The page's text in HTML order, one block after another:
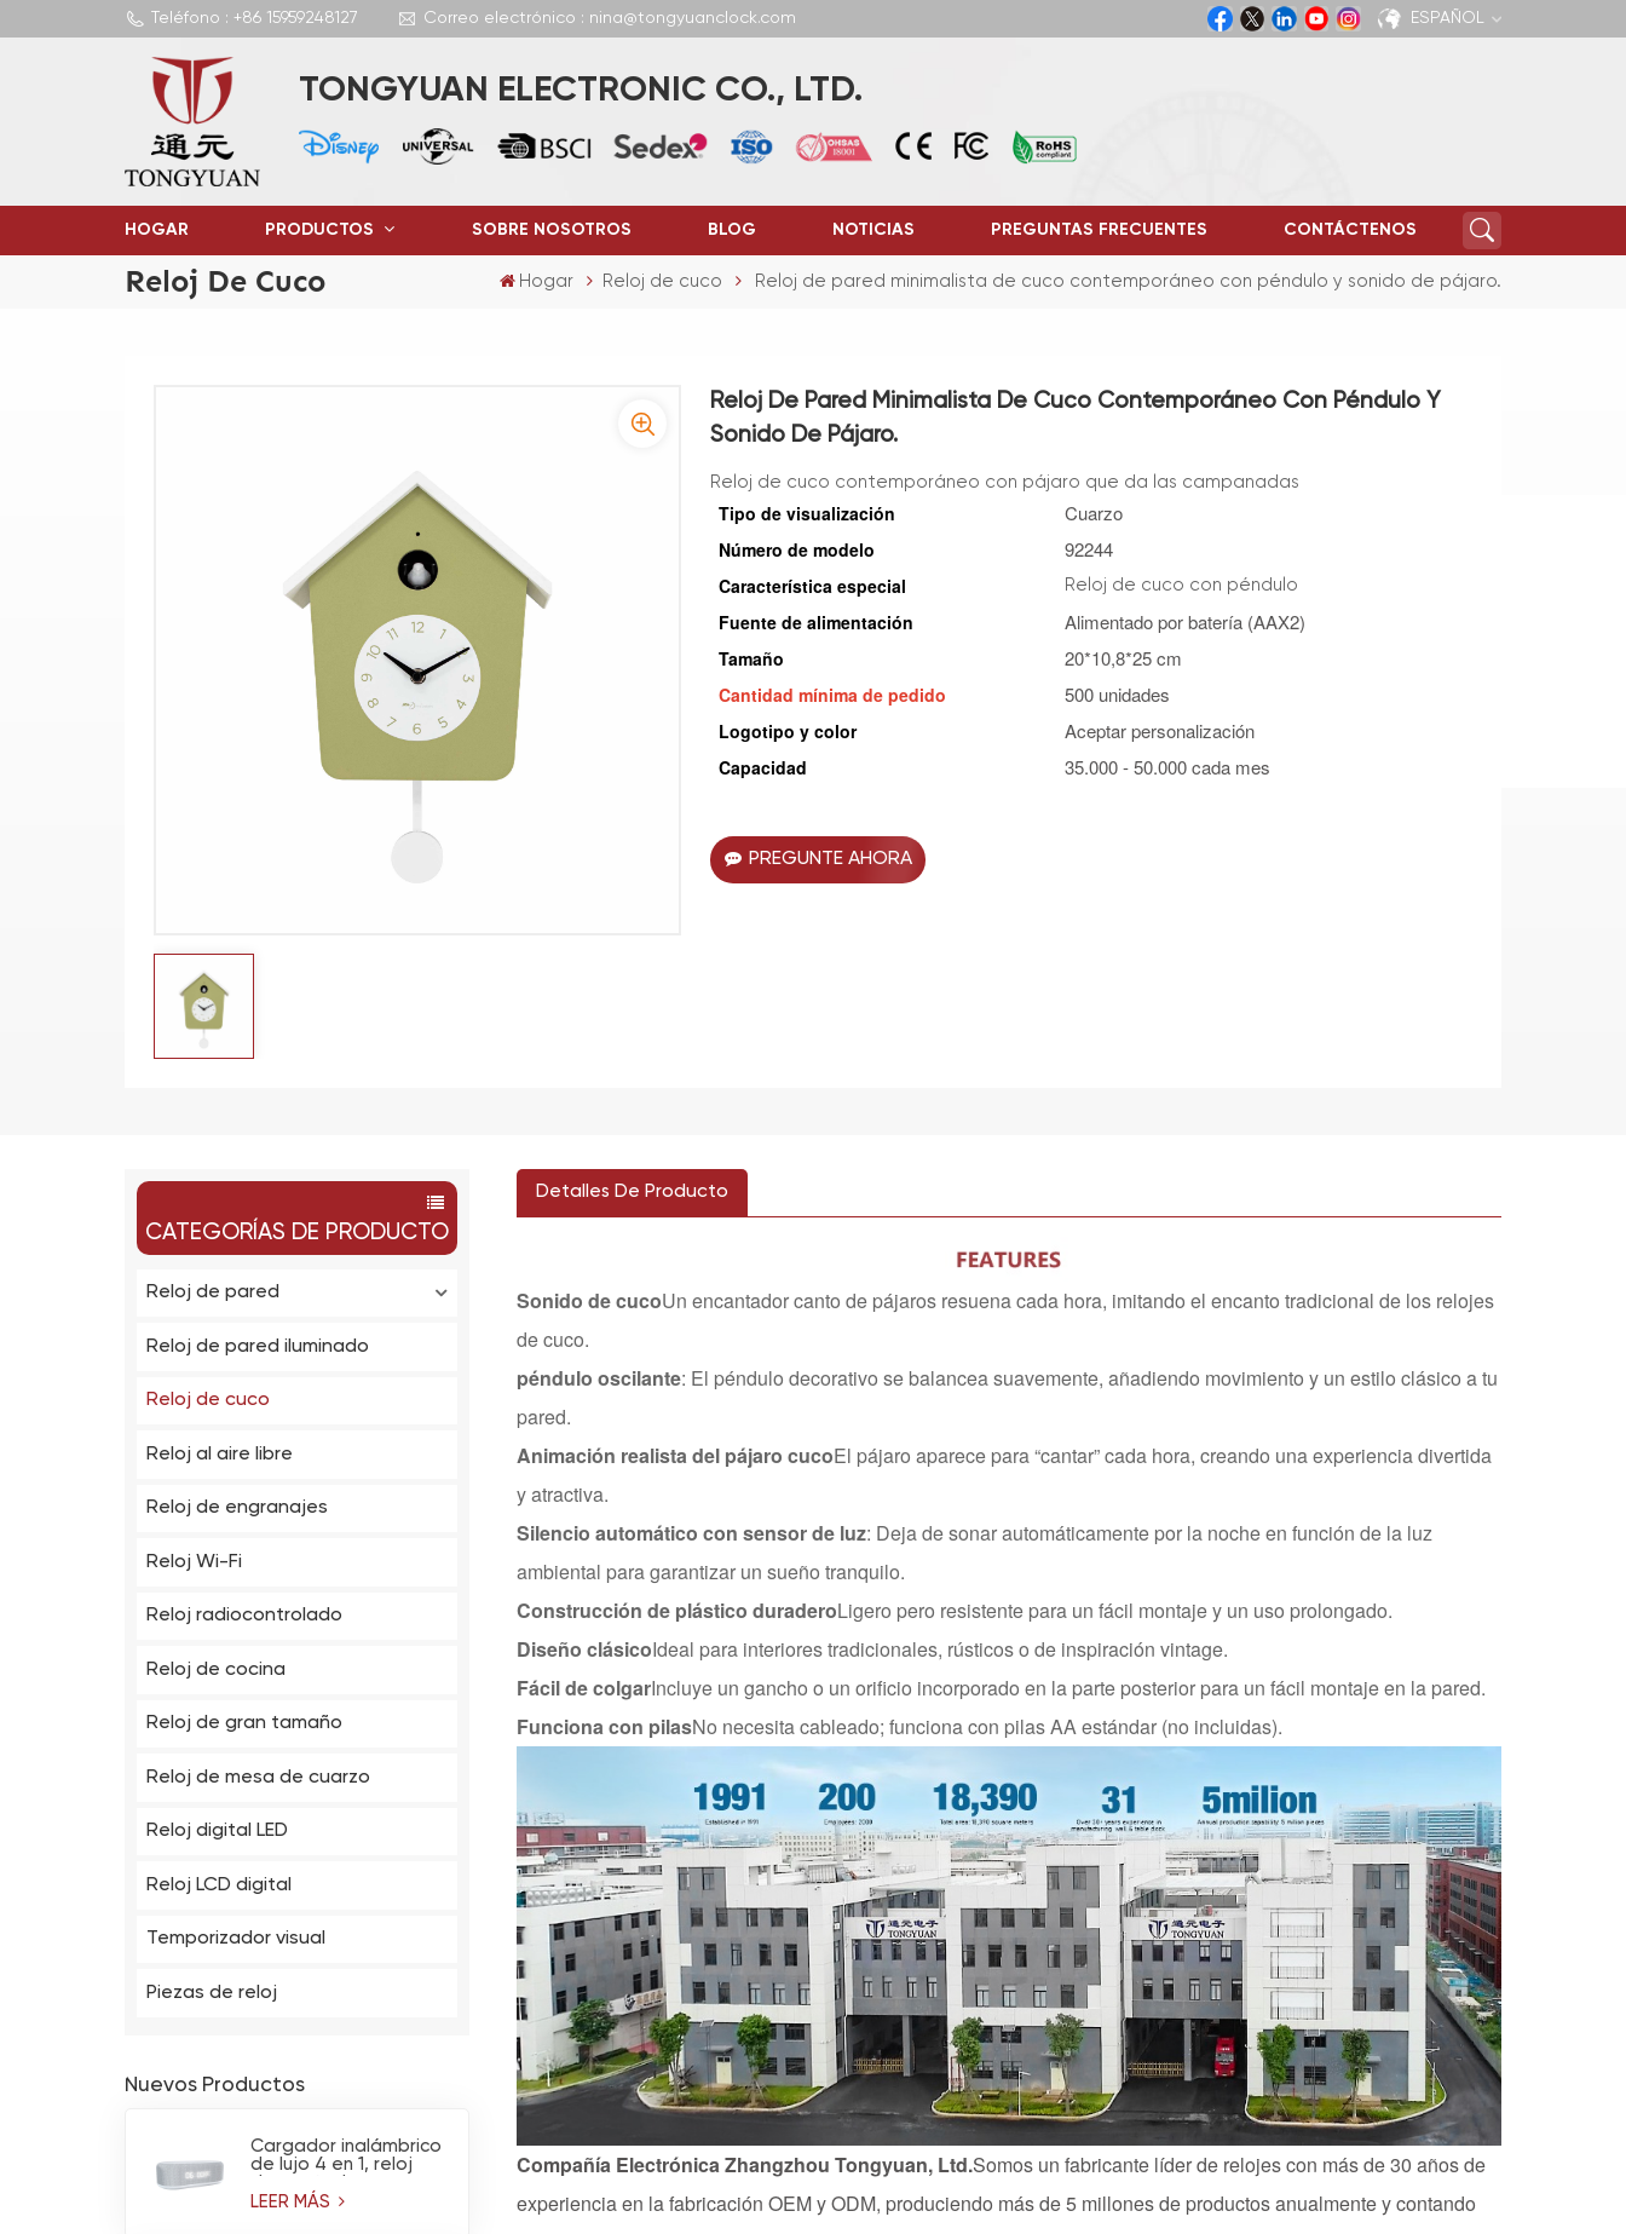
Teléfono : +86 15959248127 Correo electrónico : nina@tongyuanclock.com ESPAÑOL
TONGYUAN ELECTRONIC CO., LTD.
HOGAR PRODUCTOS SOBRE NOSOTROS BLOG NOTICIAS PREGUNTAS FRECUENTES CONTÁCTENOS
Reloj De Cuco Hogar Reloj de cuco Reloj de pared minimalista de cuco contemporáneo con péndulo y sonido de pájaro.
Reloj De Pared Minimalista De Cuco Contemporáneo Con Péndulo Y
Sonido De Pájaro.
Reloj de cuco contemporáneo con pájaro que da las campanadas
Tipo de visualización Cuarzo
Número de modelo 92244
Característica especial Reloj de cuco con péndulo
Fuente de alimentación Alimentado por batería (AAX2)
Tamaño 20*10,8*25 cm
Cantidad mínima de pedido 500 unidades
Logotipo y color Aceptar personalización
Capacidad 35.000 - 50.000 cada mes
PREGUNTE AHORA
CATEGORÍAS DE PRODUCTO
Reloj de pared
Reloj de pared iluminado
Reloj de cuco
Reloj al aire libre
Reloj de engranajes
Reloj Wi-Fi
Reloj radiocontrolado
Reloj de cocina
Reloj de gran tamaño
Reloj de mesa de cuarzo
Reloj digital LED
Reloj LCD digital
Temporizador visual
Piezas de reloj
Nuevos Productos
Cargador inalámbrico
de lujo 4 en 1, reloj
multifuncional,
LEER MÁS
Detalles De Producto
Sonido de cucoUn encantador canto de pájaros resuena cada hora, imitando el encanto tradicional de los relojes
de cuco.
péndulo oscilante: El péndulo decorativo se balancea suavemente, añadiendo movimiento y un estilo clásico a tu
pared.
Animación realista del pájaro cucoEl pájaro aparece para “cantar” cada hora, creando una experiencia divertida
y atractiva.
Silencio automático con sensor de luz: Deja de sonar automáticamente por la noche en función de la luz
ambiental para garantizar un sueño tranquilo.
Construcción de plástico duraderoLigero pero resistente para un fácil montaje y un uso prolongado.
Diseño clásicoIdeal para interiores tradicionales, rústicos o de inspiración vintage.
Fácil de colgarIncluye un gancho o un orificio incorporado en la parte posterior para un fácil montaje en la pared.
Funciona con pilasNo necesita cableado; funciona con pilas AA estándar (no incluidas).
Compañía Electrónica Zhangzhou Tongyuan, Ltd.Somos un fabricante líder de relojes con más de 30 años de
experiencia en la fabricación OEM y ODM, produciendo más de 5 millones de productos anualmente y contando